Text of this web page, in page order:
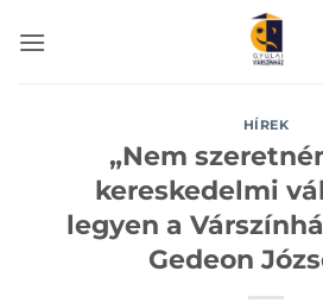
HÍREK
„Nem
kereskedelmi
legyen a
Gedeon